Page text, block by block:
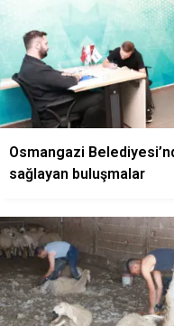
Osmangazi
sağlayan buluşmalar